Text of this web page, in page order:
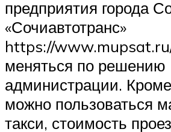
предприятия города
«Сочиавтотранс»
https://
меняться по решению
администрации.
можно пользоваться
такси, стоимость